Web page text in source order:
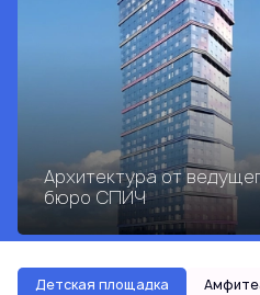
Архитектура от
бюро СПИЧ
Детская площадка